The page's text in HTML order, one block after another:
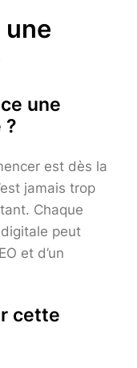
une
une
?
est dès la
jamais trop
Chaque
peut
et d’un
cette